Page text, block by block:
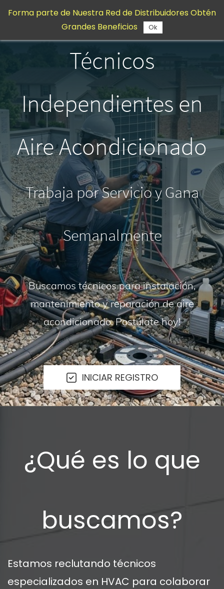
contenido
Técnicos
Independientes en
Aire Acondicionado
Trabaja por Servicio y Gana
Semanalmente
Buscamos técnicos para instalación,
mantenimiento y reparación de aire
acondicionado. Postúlate hoy!
INICIAR REGISTRO
¿Qué es lo que
buscamos?
Estamos reclutando técnicos
especializados en HVAC para colaborar
Forma parte de Nuestra Red de Distribuidores Obtén
Grandes Beneficios
Ok